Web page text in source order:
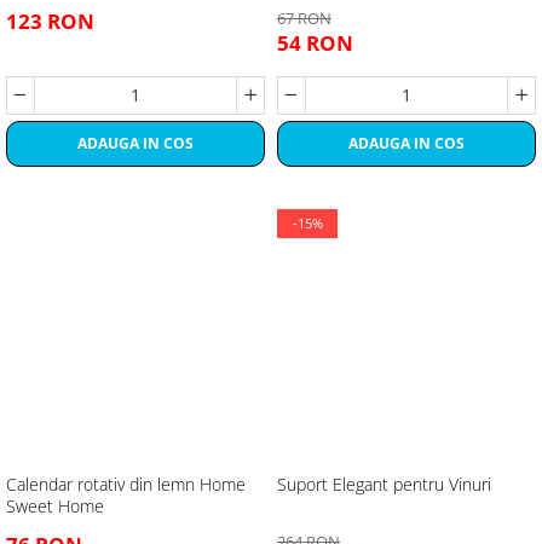
123 RON
ADAUGA IN COS
67 RON
54 RON
ADAUGA IN COS
Calendar rotativ din lemn Home
Sweet Home
-15%
Suport Elegant pentru Vinuri